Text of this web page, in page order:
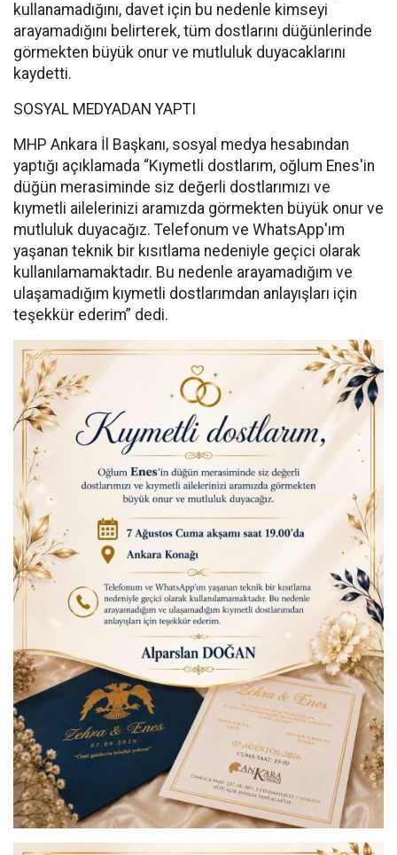
kullanamadığını, davet için bu nedenle kimseyi
arayamadığını belirterek, tüm dostlarını düğünlerinde
görmekten büyük onur ve mutluluk duyacaklarını
kaydetti.
SOSYAL MEDYADAN YAPTI
MHP Ankara İl Başkanı, sosyal medya hesabından
yaptığı açıklamada “Kıymetli dostlarım, oğlum Enes'in
düğün merasiminde siz değerli dostlarımızı ve
kıymetli ailelerinizi aramızda görmekten büyük onur ve
mutluluk duyacağız. Telefonum ve WhatsApp'ım
yaşanan teknik bir kısıtlama nedeniyle geçici olarak
kullanılamamaktadır. Bu nedenle arayamadığım ve
ulaşamadığım kıymetli dostlarımdan anlayışları için
teşekkür ederim” dedi.